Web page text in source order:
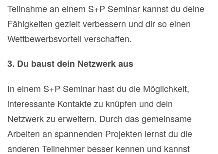
Teilnahme an einem S+P Seminar kannst du deine
Fähigkeiten gezielt verbessern und dir so einen
Wettbewerbsvorteil verschaffen.
3. Du baust dein Netzwerk aus
In einem S+P Seminar hast du die Möglichkeit,
interessante Kontakte zu knüpfen und dein
Netzwerk zu erweitern. Durch das gemeinsame
Arbeiten an spannenden Projekten lernst du die
anderen Teilnehmer besser kennen und kannst